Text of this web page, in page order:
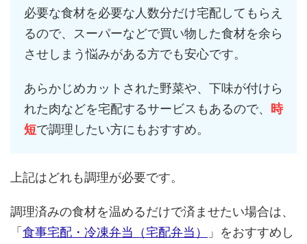
必要な食材を必要な人数分だけ宅配してもらえ
るので、スーパーなどで買い物した食材を余ら
させしまう悩みがある方でも安心です。
あらかじめカットされた野菜や、下味が付けら
れた肉などを宅配するサービスもあるので、
時
短で調理したい方にもおすすめ。
上記はどれも調理が必要です。
調理済みの食材を温めるだけで済ませたい場合は、
「 食事宅配・冷凍弁当（宅配弁当）
」をおすすめし